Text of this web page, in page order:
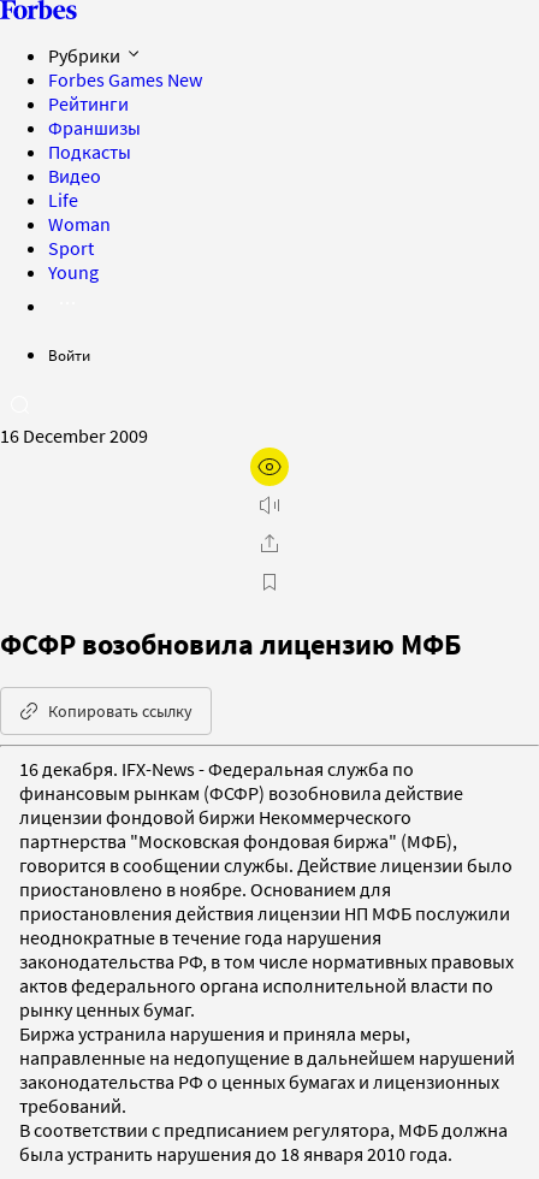
Рубрики
Forbes Games New
Рейтинги
Франшизы
Подкасты
Видео
Life
Woman
Sport
Young
Войти
16 December 2009
ФСФР возобновила лицензию МФБ
Копировать ссылку
16 декабря. IFX-News - Федеральная служба по
финансовым рынкам (ФСФР) возобновила действие
лицензии фондовой биржи Некоммерческого
партнерства "Московская фондовая биржа" (МФБ),
говорится в сообщении службы. Действие лицензии было
приостановлено в ноябре. Основанием для
приостановления действия лицензии НП МФБ послужили
неоднократные в течение года нарушения
законодательства РФ, в том числе нормативных правовых
актов федерального органа исполнительной власти по
рынку ценных бумаг.
Биржа устранила нарушения и приняла меры,
направленные на недопущение в дальнейшем нарушений
законодательства РФ о ценных бумагах и лицензионных
требований.
В соответствии с предписанием регулятора, МФБ должна
была устранить нарушения до 18 января 2010 года.